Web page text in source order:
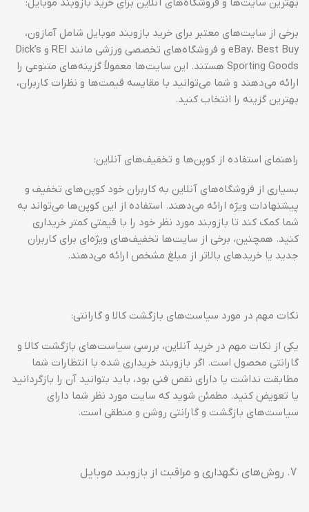
بهترین سایت‌ها و فروشگاه‌های آنلاین برای خرید بازوبند موبایل:
برخی از سایت‌های معتبر برای خرید بازوبند موبایل شامل آمازون،
eBay، Best Buy و فروشگاه‌های تخصصی ورزشی مانند REI و Dick’s
Sporting Goods هستند. این سایت‌ها معمولاً گزینه‌های متنوعی را
ارائه می‌دهند و شما می‌توانید با مقایسه قیمت‌ها و نظرات کاربران،
بهترین گزینه را انتخاب کنید.
راهنمای استفاده از کوپن‌ها و تخفیف‌های آنلاین:
بسیاری از فروشگاه‌های آنلاین به کاربران خود کوپن‌های تخفیف و
پیشنهادات ویژه ارائه می‌دهند. استفاده از این کوپن‌ها می‌تواند به
شما کمک کند تا بازوبند مورد نظر خود را با قیمتی کمتر خریداری
کنید. همچنین، برخی از سایت‌ها تخفیف‌های ویژه‌ای برای کاربران
جدید یا خریدهای بالاتر از مبلغ مشخص ارائه می‌دهند.
نکات مهم در مورد سیاست‌های بازگشت کالا و گارانتی:
یکی از نکات مهم در خرید آنلاین، بررسی سیاست‌های بازگشت کالا و
گارانتی محصول است. اگر بازوبند خریداری شده با انتظارات شما
مطابقت نداشت یا دارای نقص فنی بود، باید بتوانید آن را بازگردانید
یا تعویض کنید. مطمئن شوید که سایت مورد نظر شما دارای
سیاست‌های بازگشت و گارانتی روشن و منطقی است.
روش‌های نگهداری و مراقبت از بازوبند موبایل